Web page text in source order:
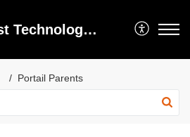
Amisgest Technologie inc
Portail Parents